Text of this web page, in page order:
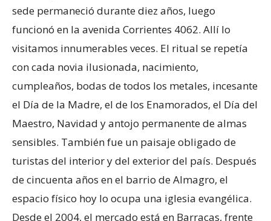
sede permaneció durante diez años, luego
funcionó en la avenida Corrientes 4062. Allí lo
visitamos innumerables veces. El ritual se repetía
con cada novia ilusionada, nacimiento,
cumpleaños, bodas de todos los metales, incesante
el Día de la Madre, el de los Enamorados, el Día del
Maestro, Navidad y antojo permanente de almas
sensibles. También fue un paisaje obligado de
turistas del interior y del exterior del país. Después
de cincuenta años en el barrio de Almagro, el
espacio físico hoy lo ocupa una iglesia evangélica.
Desde el 2004, el mercado está en Barracas, frente